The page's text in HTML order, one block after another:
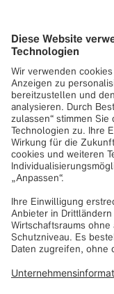
ElementsTM-
Planungslösungen,
zahlreiche
von Brainlab, um
„Trajectory Planning
„Elastic Image
Symposium für
Wrigley Building
Nehmen Sie am
an unseren
unserem Portfolio
Wenden Sie sich per